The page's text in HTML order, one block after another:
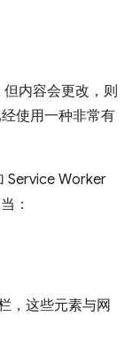
内容会更改，则
使用一种非常有
Service Worker
：
，这些元素与网